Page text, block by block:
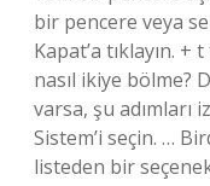
bir pencere veya
Kapat’a tıklayın. +
nasıl ikiye bölme?
varsa, şu adımları
Sistem’i seçin. …
listeden bir